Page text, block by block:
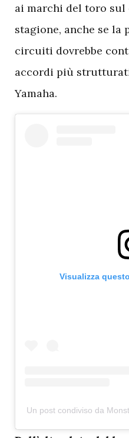
ai marchi del toro sul
stagione, anche se
circuiti dovrebbe
accordi più
Yamaha.
Visualizza
Un post condiviso da